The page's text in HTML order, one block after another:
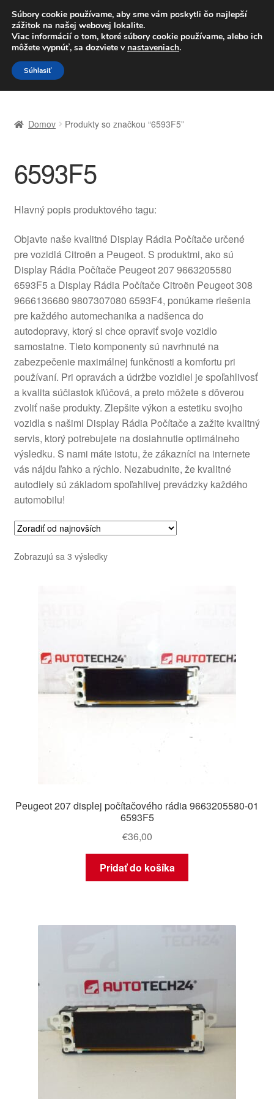
DOPRAVA od 6 EUR
Po–Pi 09:00–16:00 233 221 276
Preskočiť
na
navigáciu
Preskočiť
na
obsah
Celosvetová preprava
Doprava
Môj účet
O nás
Obchodné podmienky
Ochrana osobních údajů
Platby
Pokladňa
Reklamace
Reklamačný poriadok
Domov Produkty so značkou “6593F5”
6593F5
Hlavný popis produktového tagu:
Objavte naše kvalitné Display Rádia Počítače určené
pre vozidlá Citroën a Peugeot. S produktmi, ako sú
Display Rádia Počítače Peugeot 207 9663205580
6593F5 a Display Rádia Počítače Citroën Peugeot 308
9666136680 9807307080 6593F4, ponúkame riešenia
pre každého automechanika a nadšenca do
autodopravy, ktorý si chce opraviť svoje vozidlo
samostatne. Tieto komponenty sú navrhnuté na
zabezpečenie maximálnej funkčnosti a komfortu pri
používaní. Pri opravách a údržbe vozidiel je spoľahlivosť
a kvalita súčiastok kľúčová, a preto môžete s dôverou
zvoliť naše produkty. Zlepšite výkon a estetiku svojho
vozidla s našimi Display Rádia Počítače a zažite kvalitný
servis, ktorý potrebujete na dosiahnutie optimálneho
výsledku. S nami máte istotu, že zákazníci na internete
vás nájdu ľahko a rýchlo. Nezabudnite, že kvalitné
autodiely sú základom spoľahlivej prevádzky každého
automobilu!
Zobrazujú sa 3 výsledkyZoradené
Peugeot 207 displej počítačového rádia 9663205580-01
6593F5
€36,00
Pridať do košíka
Súbory cookie používame, aby sme vám poskytli čo najlepší
zážitok na našej webovej lokalite.
Viac informácií o tom, ktoré súbory cookie používame, alebo ich
môžete vypnúť, sa dozviete v nastaveniach.
Súhlasiť